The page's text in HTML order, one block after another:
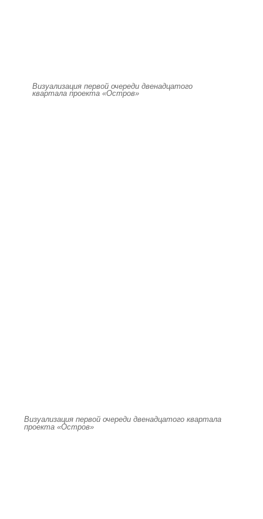
Визуализация первой очереди двенадцатого
квартала проекта «Остров»
Визуализация первой очереди двенадцатого квартала
проекта «Остров»